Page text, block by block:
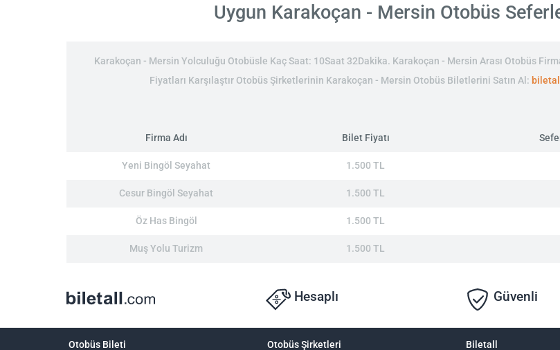
Uygun Karakoçan - Mersin Otobüs
Karakoçan - Mersin Yolculuğu Otobüsle Kaç Saat: 10Saat 32Dakika. Karakoçan - Mersin Arası Otobüs
Fiyatları Karşılaştır Otobüs Şirketlerinin Karakoçan - Mersin Otobüs Biletlerini Satın Al:
Firma Adı Bilet Fiyatı
Yeni Bingöl Seyahat 1.500 TL
Cesur Bingöl Seyahat 1.500 TL
Öz Has Bingöl 1.500 TL
Muş Yolu Turizm 1.500 TL
Hesaplı Güvenli
Otobüs Bileti Otobüs Şirketleri Biletall